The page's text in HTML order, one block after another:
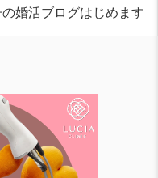
婚活ブログはじめます